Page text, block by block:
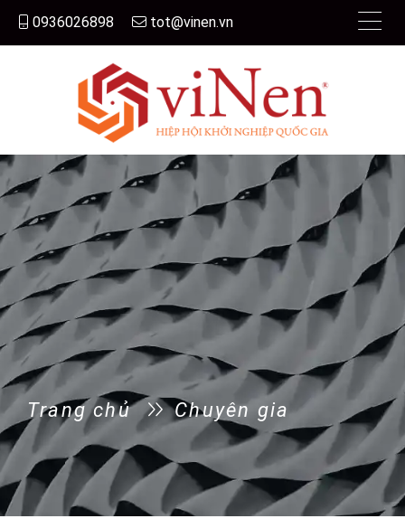
0936026898 tot@vinen.vn
Trang chủ Chuyên gia